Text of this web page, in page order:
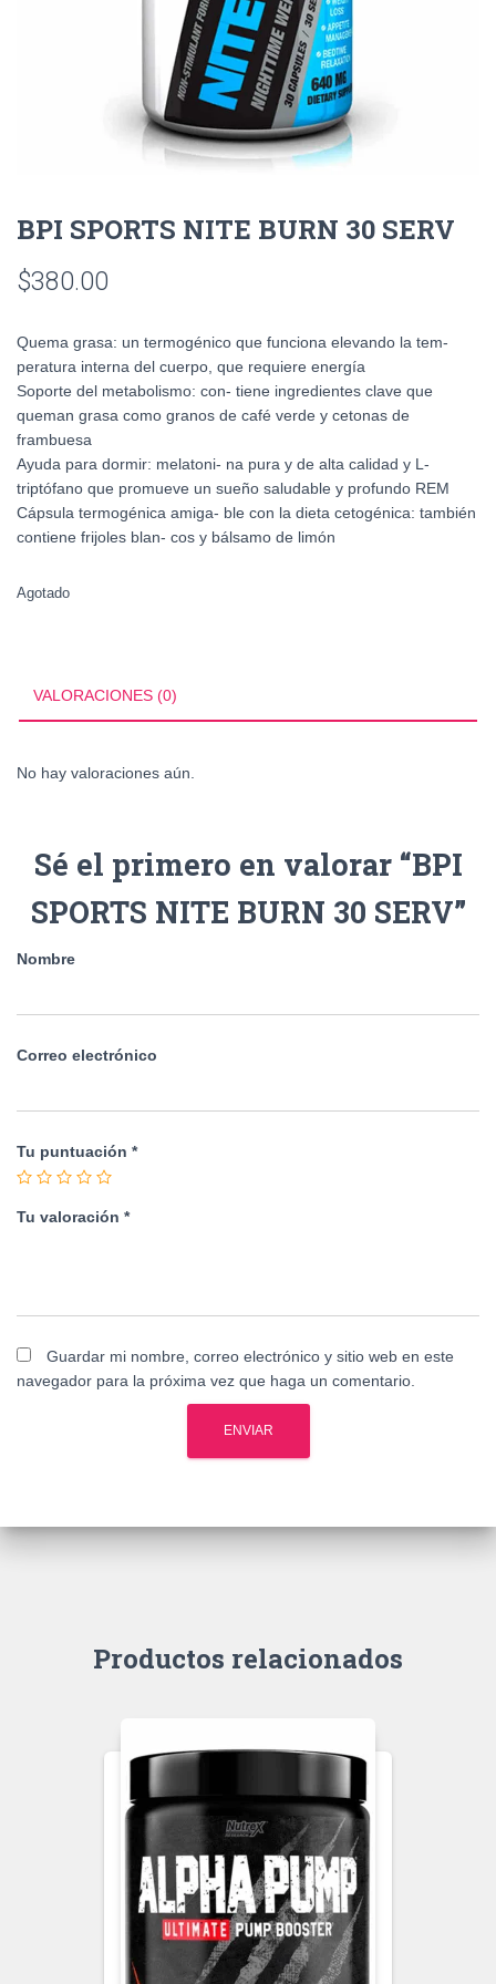
BPI SPORTS NITE BURN 30 SERV
$380.00
Quema grasa: un termogénico que funciona elevando la tem-
peratura interna del cuerpo, que requiere energía
Soporte del metabolismo: con- tiene ingredientes clave que
queman grasa como granos de café verde y cetonas de
frambuesa
Ayuda para dormir: melatoni- na pura y de alta calidad y L-
triptófano que promueve un sueño saludable y profundo REM
Cápsula termogénica amiga- ble con la dieta cetogénica: también
contiene frijoles blan- cos y bálsamo de limón
Agotado
VALORACIONES (0)
No hay valoraciones aún.
Sé el primero en valorar “BPI
SPORTS NITE BURN 30 SERV”
Nombre
Correo electrónico
Tu puntuación *
Tu valoración *
Guardar mi nombre, correo electrónico y sitio web en este
navegador para la próxima vez que haga un comentario.
Productos relacionados